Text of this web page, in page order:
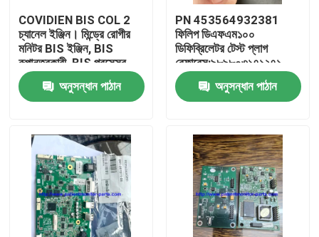
পণ্য
ভিডিও
COVIDIEN BIS COL 2
চ্যানেল ইঞ্জিন। মিন্ড্রে রোগীর
মনিটর BIS ইঞ্জিন, BIS
রূপান্তরকারী, BIS প্রসেসর
অনুসন্ধান পাঠান
PN 453564932381
ফিলিপ ডিএফএম১০০
ডিফিব্রিলেটর টেস্ট প্লাগ
রেফারেন্স:৯৮৯৮০৩১৭১২৭১
অনুসন্ধান পাঠান